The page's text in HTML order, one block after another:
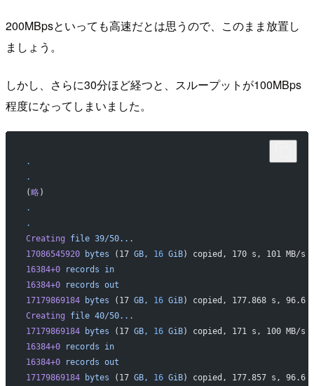
200MBpsといっても高速だとは思うので、このまま放置し
ましょう。
しかし、さらに30分ほど経つと、スループットが100MBps
程度になってしまいました。
.
.
(略)
.
.
Creating file 39/50...
17086545920 bytes (17 GB, 16 GiB) copied, 170 s, 101 MB/s
16384+0 records in
16384+0 records out
17179869184 bytes (17 GB, 16 GiB) copied, 177.868 s, 96.6
Creating file 40/50...
17179869184 bytes (17 GB, 16 GiB) copied, 171 s, 100 MB/s
16384+0 records in
16384+0 records out
17179869184 bytes (17 GB, 16 GiB) copied, 177.857 s, 96.6